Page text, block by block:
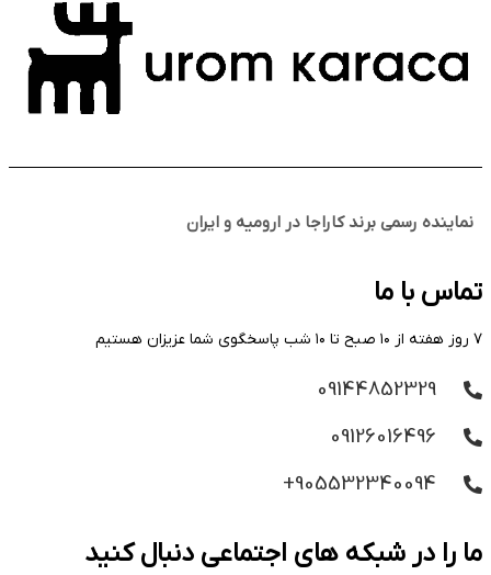
نماینده رسمی برند کاراجا در ارومیه و ایران
تماس با ما
۷ روز هفته از ۱۰ صبح تا ۱۰ شب پاسخگوی شما عزیزان هستیم
09144852329
09126016496
905532340094+
ما را در شبکه های اجتماعی دنبال کنید